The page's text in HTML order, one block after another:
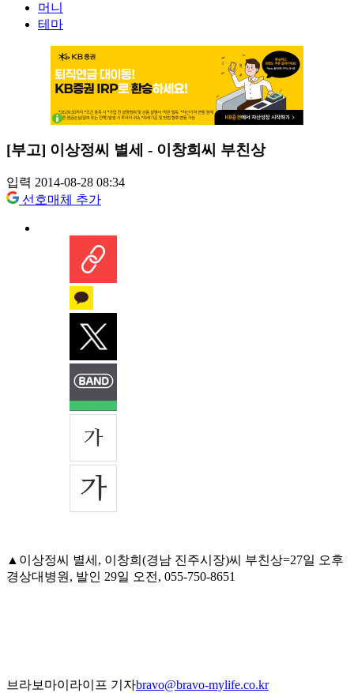
머니
테마
[부고] 이상정씨 별세 - 이창희씨 부친상
입력 2014-08-28 08:34
선호매체 추가
▲이상정씨 별세, 이창희(경남 진주시장)씨 부친상=27일 오후
경상대병원, 발인 29일 오전, 055-750-8651
브라보마이라이프 기자bravo@bravo-mylife.co.kr